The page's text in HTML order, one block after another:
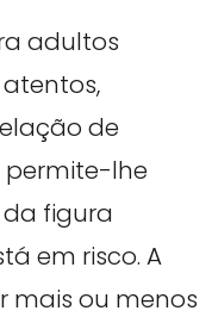
adultos
de
permite-lhe
figura
em risco. A
ou menos